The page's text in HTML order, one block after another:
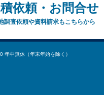
積依頼・お問合せ
調査依頼や資料請求もこちらから
年中無休（年末年始を除く）